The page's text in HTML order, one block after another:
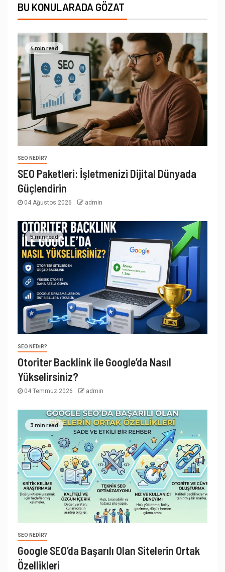
BU KONULARADA GÖZAT
4 min read
SEO NEDIR?
SEO Paketleri: İşletmenizi Dijital Dünyada
Güçlendirin
04 Ağustos 2026 admin
5 min read
SEO NEDIR?
Otoriter Backlink ile Google’da Nasıl
Yükselirsiniz?
04 Temmuz 2026 admin
3 min read
SEO NEDIR?
Google SEO’da Başarılı Olan Sitelerin Ortak
Özellikleri